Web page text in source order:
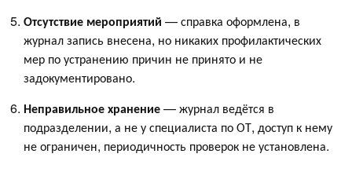
Отсутствие мероприятий — справка оформлена, в
журнал запись внесена, но никаких профилактических
мер по устранению причин не принято и не
задокументировано.
Неправильное хранение— журнал ведётся в
подразделении, а не у специалиста по ОТ, доступ к нему
не ограничен, периодичность проверок не установлена.